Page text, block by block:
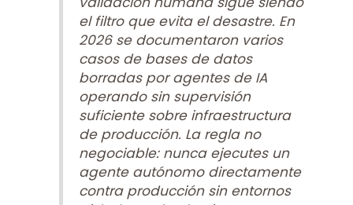
el filtro que evita el desastre. En
2026 se documentaron varios
casos de bases de datos
borradas por agentes de IA
operando sin supervisión
suficiente sobre infraestructura
de producción. La regla no
negociable: nunca ejecutes un
agente autónomo directamente
contra producción sin entornos